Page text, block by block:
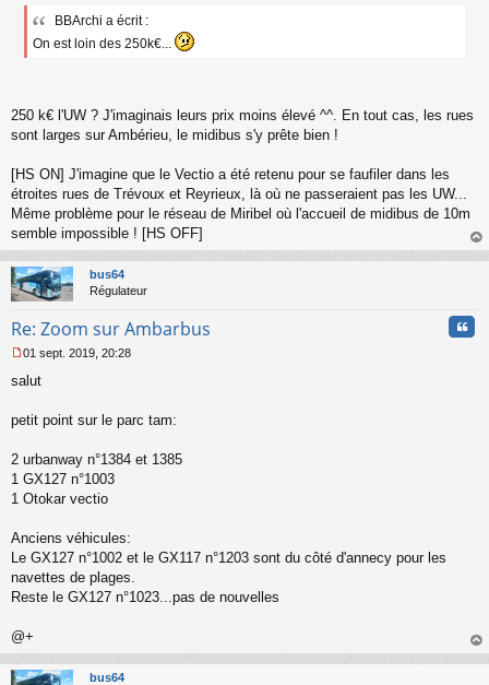
e
a
o
n
u
BBArchi a écrit :
On est loin des 250k€...
250 k€ l'UW ? J'imaginais leurs prix moins élevé ^^. En tout cas, les rues
sont larges sur Ambérieu, le midibus s'y prête bien !
[HS ON] J'imagine que le Vectio a été retenu pour se faufiler dans les
étroites rues de Trévoux et Reyrieux, là où ne passeraient pas les UW...
Même problème pour le réseau de Miribel où l'accueil de midibus de 10m
semble impossible ! [HS OFF]
au
bus64
Régulateur
Re: Zoom sur Ambarbus
e
s
e
n
o
u
01 sept. 2019, 20:28
salut
petit point sur le parc tam:
2 urbanway n°1384 et 1385
1 GX127 n°1003
1 Otokar vectio
Anciens véhicules:
Le GX127 n°1002 et le GX117 n°1203 sont du côté d'annecy pour les
navettes de plages.
Reste le GX127 n°1023...pas de nouvelles
@+
au
bus64